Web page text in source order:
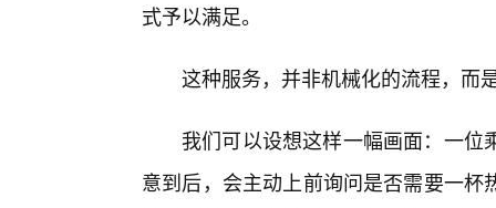
式予以满足。
这种服务，并非机械化的流程，而
我们可以设想这样一幅画面：一
意到后，会主动上前询问是否需要一